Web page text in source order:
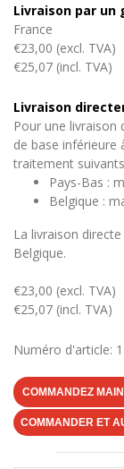
Livraison par un
France
€23,00 (excl. TVA)
€25,07 (incl. TVA)
Livraison
Pour une livraison
de base inférieure
traitement
Pays-Bas :
Belgique :
La livraison directe
Belgique.
€23,00 (excl. TVA)
€25,07 (incl. TVA)
Numéro d'article:
COMMANDEZ
COMMANDER ET